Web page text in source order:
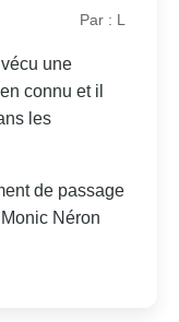
Par : L
une
connu et il
les
de passage
Néron